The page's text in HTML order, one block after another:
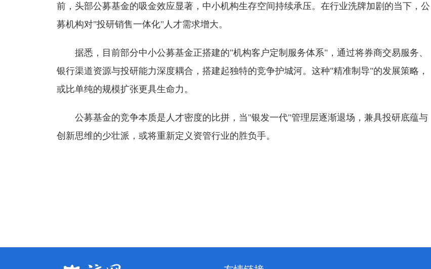
前，头部公募基金的吸金效应显著，中小机构生存空间持续承压。在行业洗牌加剧的当下，公
募机构对"投研销售一体化"人才需求增大。
据悉，目前部分中小公募基金正搭建的"机构客户定制服务体系"，通过将券商交易服务、
银行渠道资源与投研能力深度耦合，搭建起独特的竞争护城河。这种"精准制导"的发展策略，
或比单纯的规模扩张更具生命力。
公募基金的竞争本质是人才密度的比拼，当"银发一代"管理层逐渐退场，兼具投研底蕴与
创新思维的少壮派，或将重新定义资管行业的胜负手。